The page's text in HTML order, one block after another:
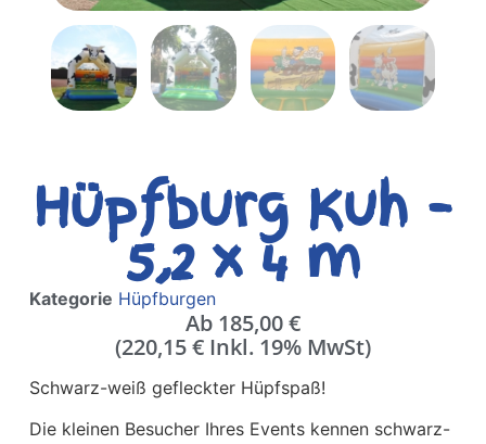
Hüpfburg Kuh –
5,2 x 4 m
Kategorie Hüpfburgen
Ab 185,00€
(220,15€ Inkl. 19% MwSt)
Schwarz-weiß gefleckter Hüpfspaß!
Die kleinen Besucher Ihres Events kennen schwarz-